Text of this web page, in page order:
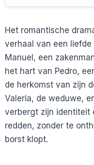
Het romantische
verhaal van een
Manuel, een
het hart van Pedro,
de herkomst van zijn
Valeria, de weduwe,
verbergt zijn identiteit
redden, zonder te
borst klopt.